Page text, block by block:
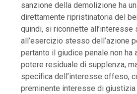
sanzione della demolizione ha
direttamente ripristinatoria del
quindi, si riconnette all’interesse
all’esercizio stesso dell’azione
pertanto il giudice penale non ha
potere residuale di supplenza,
specifica dell’interesse offeso,
preminente interesse di giustizia